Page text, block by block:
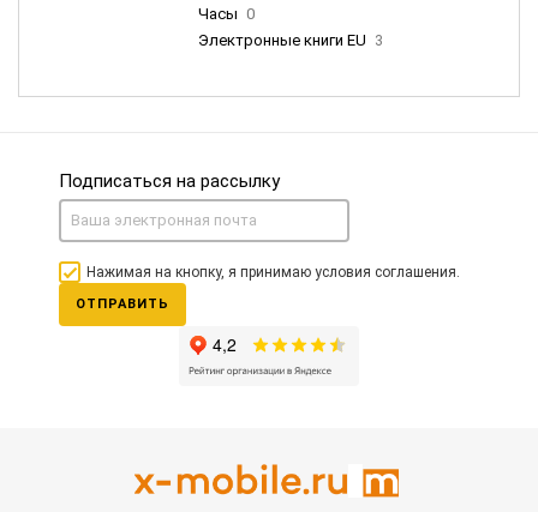
Часы 0
Электронные книги EU 3
Подписаться на рассылку
Нажимая на кнопку, я принимаю условия соглашения.
ОТПРАВИТЬ